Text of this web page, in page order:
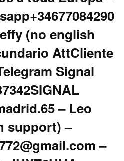
(no english
AttCliente
Signal
– Leo
support) –
–